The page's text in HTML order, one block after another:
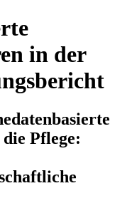
in der
Pflege: